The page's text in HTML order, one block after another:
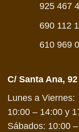
925 467
690 112
610 969
C/ Santa Ana,
Lunes a Viernes:
10:00 – 14:00 y
Sábados: 10:00